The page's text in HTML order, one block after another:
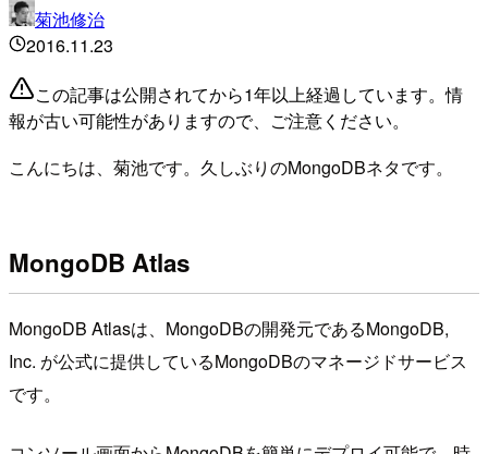
菊池修治
2016.11.23
この記事は公開されてから1年以上経過しています。情
報が古い可能性がありますので、ご注意ください。
こんにちは、菊池です。久しぶりのMongoDBネタです。
MongoDB Atlas
MongoDB Atlasは、MongoDBの開発元であるMongoDB,
Inc. が公式に提供しているMongoDBのマネージドサービス
です。